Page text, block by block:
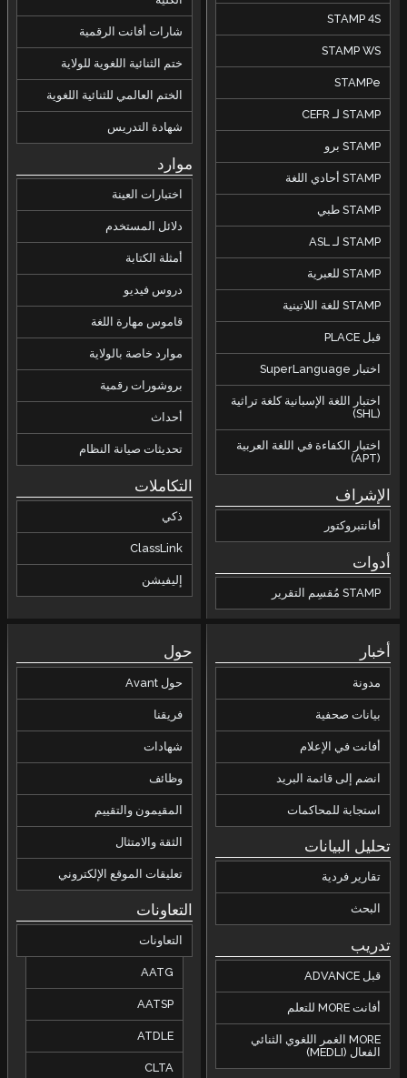
STAMP 4S
STAMP WS
STAMPe
STAMP لـ CEFR
STAMP برو
STAMP أحادي اللغة
STAMP طبي
STAMP لـ ASL
STAMP للعبرية
STAMP للغة اللاتينية
قبل PLACE
اختبار SuperLanguage
اختبار اللغة الإسبانية كلغة تراثية
(SHL)
اختبار الكفاءة في اللغة العربية
(APT)
الإشراف
أفانتبروكتور
أدوات
STAMP مُقسِم التقرير
شارات أفانت الرقمية
ختم الثنائية اللغوية للولاية
الختم العالمي للثنائية اللغوية
شهادة التدريس
موارد
اختبارات العينة
دلائل المستخدم
أمثلة الكتابة
دروس فيديو
قاموس مهارة اللغة
موارد خاصة بالولاية
بروشورات رقمية
أحداث
تحديثات صيانة النظام
التكاملات
ذكي
ClassLink
إليفيشن
أخبار
مدونة
بيانات صحفية
أفانت في الإعلام
انضم إلى قائمة البريد
استجابة للمحاكمات
تحليل البيانات
تقارير فردية
البحث
تدريب
قبل ADVANCE
أفانت MORE للتعلم
MORE الغمر اللغوي الثنائي
الفعال (MEDLI)
حول
حول Avant
فريقنا
شهادات
وظائف
المقيمون والتقييم
الثقة والامتثال
تعليقات الموقع الإلكتروني
التعاونات
التعاونات
AATG
AATSP
ATDLE
CLTA